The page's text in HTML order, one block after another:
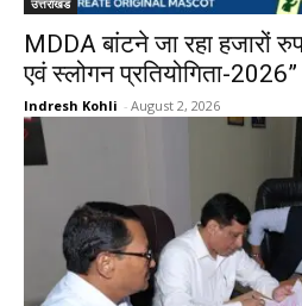
उत्तराखंड
MDDA बांटने जा रहा हजारों
एवं स्लोगन प्रतियोगिता-2026”
Indresh Kohli - August 2, 2026